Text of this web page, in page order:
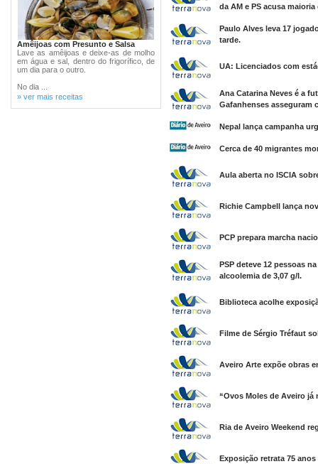
Amêijoas com Presunto e Salsa
Lave as amêijoas e deixe-as de molho
em água e sal, dentro do frigorífico, de
um dia para o outro.
No dia ...
» ver mais receitas
da AM e PS acusa
Paulo Alves leva 17
tarde.
UA: Licenciados com
Ana Catarina Neves é a
Gafanhenses asseguram
Nepal lança campanha
Cerca de 40 migrantes
Aula aberta no ISCIA
Richie Campbell lança
PCP prepara marcha
PSP deteve 12 pessoas
alcoolemia de 3,07 g/l.
Biblioteca acolhe
Filme de Sérgio Tréfaut
Aveiro Arte expõe obras
“Ovos Moles de Aveiro já
Ria de Aveiro Weekend
Exposição retrata 75